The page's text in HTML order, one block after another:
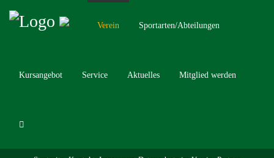
Verein Sportarten/Abteilungen
Kursangebot Service Aktuelles Mitglied werden